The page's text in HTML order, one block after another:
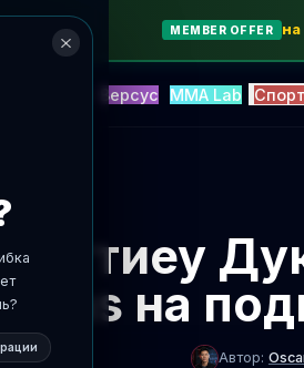
MEMBER OFFER
Версус MMA Lab
Dias на
Автор: